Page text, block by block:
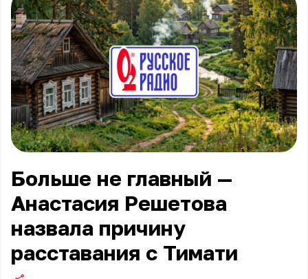
Больше не главный —
Анастасия Решетова
назвала причину
расставания с Тимати